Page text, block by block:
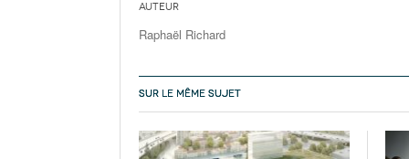
Auteur
Raphaël Richard
SUR LE MÊME SUJET